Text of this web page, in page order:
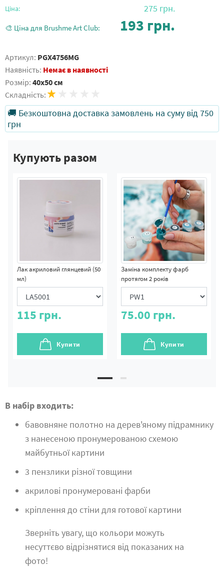
Ціна: 275 грн.
🎨 Ціна для Brushme Art Club: 193 грн.
Артикул: PGX4756MG
Наявність: Немає в наявності
Розмір: 40x50 см
Складність:
🚚 Безкоштовна доставка замовлень на суму від 750
грн
Купують разом
Лак акриловий глянцевий (50
мл)
115 грн.
Купити
Заміна комплекту фарб
протягом 2 років
75.00 грн.
Купити
В набір входить:
бавовняне полотно на дерев'яному підрамнику
з нанесеною пронумерованою схемою
майбутньої картини
3 пензлики різної товщини
акрилові пронумеровані фарби
кріплення до стіни для готової картини
Зверніть увагу, що кольори можуть
несуттєво відрізнятися від показаних на
фото!